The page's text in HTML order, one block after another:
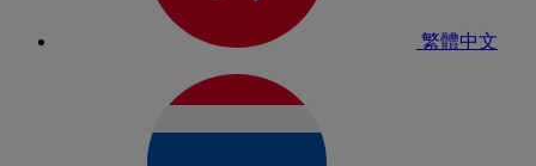
繁體中文